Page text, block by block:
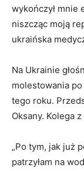
wykończył mnie
niszcząc moją
ukraińska
Na Ukrainie
molestowania
tego roku.
Oksany. Kolega
„Po tym, jak już
patrzyłam na